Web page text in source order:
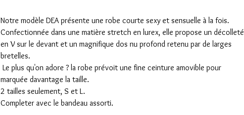
Notre modèle DEA présente une robe courte sexy et sensuelle à la fois.
Confectionnée dans une matière stretch en lurex, elle propose un décolleté
en V sur le devant et un magnifique dos nu profond retenu par de larges
bretelles.
Le plus qu'on adore ? la robe prévoit une fine ceinture amovible pour
marquée davantage la taille.
2 tailles seulement, S et L.
Completer avec le bandeau assorti.